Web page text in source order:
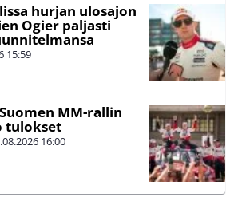
hurjan ulosajon
Ogier paljasti
15:59
MM-rallin
tulokset
16:00